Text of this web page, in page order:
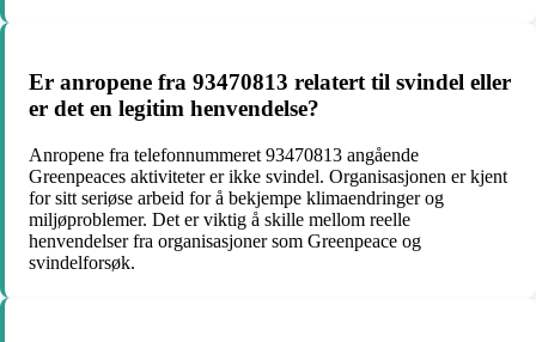
Er anropene fra 93470813 relatert til svindel eller
er det en legitim henvendelse?
Anropene fra telefonnummeret 93470813 angående
Greenpeaces aktiviteter er ikke svindel. Organisasjonen er kjent
for sitt seriøse arbeid for å bekjempe klimaendringer og
miljøproblemer. Det er viktig å skille mellom reelle
henvendelser fra organisasjoner som Greenpeace og
svindelforsøk.